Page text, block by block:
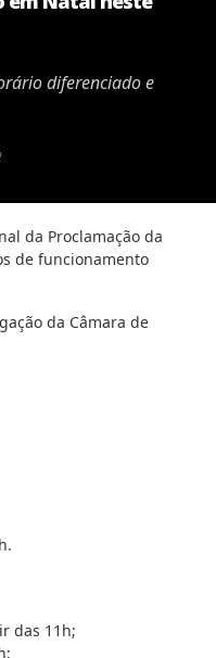
diferenciado e
da Proclamação da
de funcionamento
da Câmara de
das 11h;